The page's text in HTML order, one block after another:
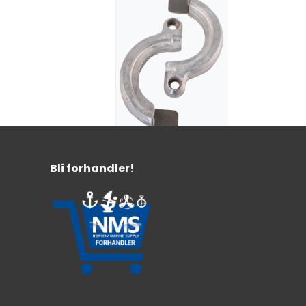
Anode Yanmar
SD20-SD60 Alu
Aluminiumanode
Yanmar seildrev
SD20/SD30/SD40/SD50/SD60
619,-
Bli forhandler!